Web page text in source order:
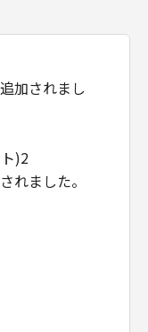
社、それらの
の可能性に
様です。
、それらの販
ウエア」の
第三者との
、一切責任
関するキヤノ
販売代理店
お客様の唯
る外国政府
加されまし
)2
れました。